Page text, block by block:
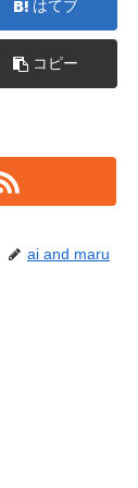
はてブ
コピー
ai and maru